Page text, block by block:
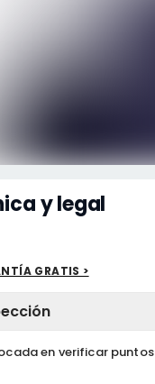
y legal
GRATIS >
en verificar puntos